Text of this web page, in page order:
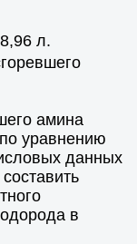
л.
амина
уравнению
данных
в